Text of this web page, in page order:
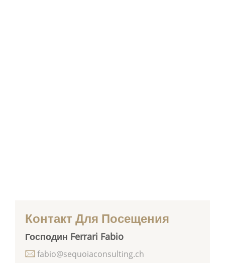
Контакт Для Посещения
Господин Ferrari Fabio
fabio@sequoiaconsulting.ch